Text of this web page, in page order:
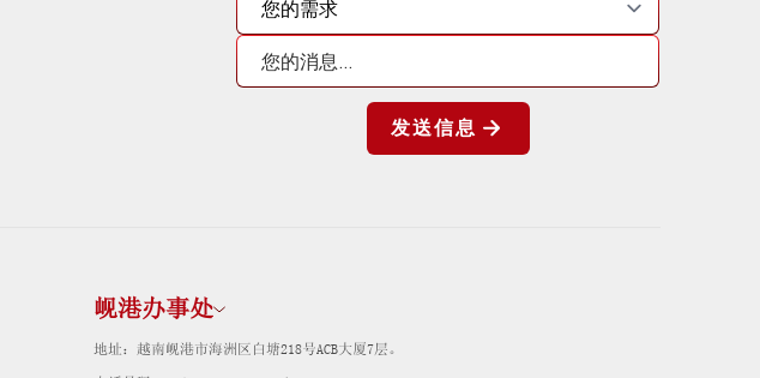
发送信息
岘港办事处
地址：越南岘港市海洲区白塘218号ACB大厦7层。